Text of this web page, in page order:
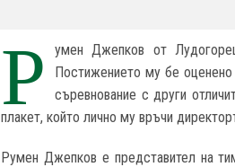
Р умен Джепков от
Постижението му бе оценено
съревнование с други
плакет, който лично му връчи
Румен Джепков е представител на